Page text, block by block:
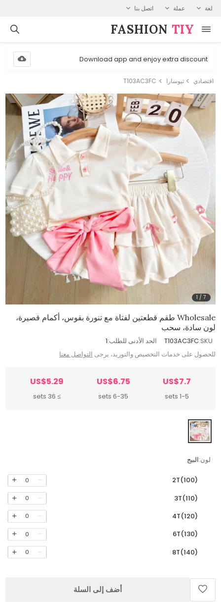
لغة عملة اتصل بنا
FASHION⁠ TIY
Download app and enjoy extra discount
اقتصادي ثيوسارا T103AC3FC
1 /7
Wholesale طقم قطعتين لفتاة مع تنورة بقوس، أكمام قصيرة،
لون سادة، سحب
SKU:
T103AC3FC الحد الأدنى للطلب:1
للحصول على خدمات التخصيص والتوريد، يرجى التواصل معنا
US$7.7
1-5 sets
US$6.75
6-35 sets
US$5.29
≥ 36 sets
لون:البيج
2T(100)
0
3T(110)
0
4T(120)
0
6T(130)
0
8T(140)
0
أضف إلى السلة